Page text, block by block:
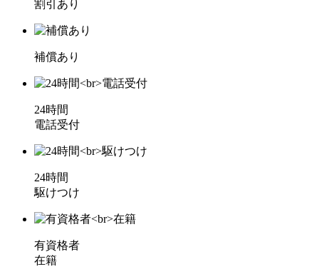
割引あり
補償あり
24時間
電話受付
24時間
駆けつけ
有資格者
在籍